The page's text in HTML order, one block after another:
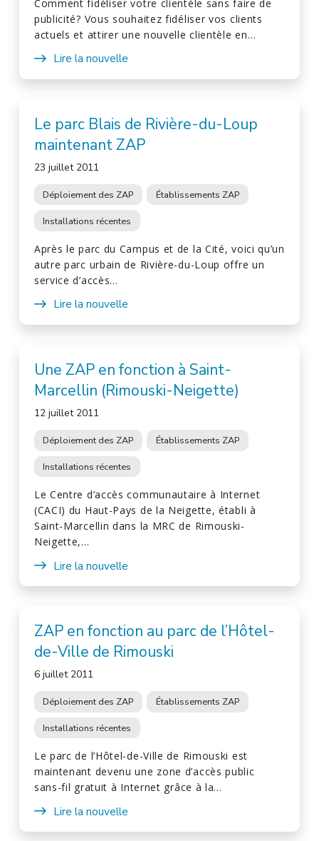
Comment fidéliser votre clientèle sans faire de
publicité? Vous souhaitez fidéliser vos clients
actuels et attirer une nouvelle clientèle en…
Lire la nouvelle
Le parc Blais de Rivière-du-Loup
maintenant ZAP
23 juillet 2011
Déploiement des ZAP Établissements ZAP
Installations récentes
Après le parc du Campus et de la Cité, voici qu’un
autre parc urbain de Rivière-du-Loup offre un
service d’accès…
Lire la nouvelle
Une ZAP en fonction à Saint-
Marcellin (Rimouski-Neigette)
12 juillet 2011
Déploiement des ZAP Établissements ZAP
Installations récentes
Le Centre d’accès communautaire à Internet
(CACI) du Haut-Pays de la Neigette, établi à
Saint-Marcellin dans la MRC de Rimouski-
Neigette,…
Lire la nouvelle
ZAP en fonction au parc de l’Hôtel-
de-Ville de Rimouski
6 juillet 2011
Déploiement des ZAP Établissements ZAP
Installations récentes
Le parc de l’Hôtel-de-Ville de Rimouski est
maintenant devenu une zone d’accès public
sans-fil gratuit à Internet grâce à la…
Lire la nouvelle